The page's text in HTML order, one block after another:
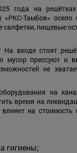
года на
«РКС-Тамбов»
пищевые
На входе стоят
мусор прессуют и
не
на
время на
на стоимость
гигиены;